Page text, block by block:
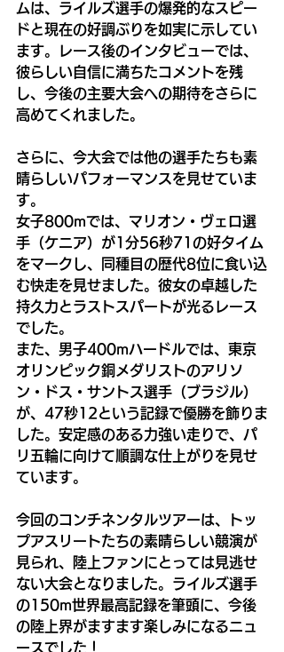
ムは、ライルズ選手の爆発的なスピー
ドと現在の好調ぶりを如実に示してい
ます。レース後のインタビューでは、
彼らしい自信に満ちたコメントを残
し、今後の主要大会への期待をさらに
高めてくれました。
さらに、今大会では他の選手たちも素
晴らしいパフォーマンスを見せていま
す。
女子800mでは、マリオン・ヴェロ選
手（ケニア）が1分56秒71の好タイム
をマークし、同種目の歴代8位に食い込
む快走を見せました。彼女の卓越した
持久力とラストスパートが光るレース
でした。
また、男子400mハードルでは、東京
オリンピック銅メダリストのアリソ
ン・ドス・サントス選手（ブラジル）
が、47秒12という記録で優勝を飾りま
した。安定感のある力強い走りで、パ
リ五輪に向けて順調な仕上がりを見せ
ています。
今回のコンチネンタルツアーは、トッ
プアスリートたちの素晴らしい競演が
見られ、陸上ファンにとっては見逃せ
ない大会となりました。ライルズ選手
の150m世界最高記録を筆頭に、今後
の陸上界がますます楽しみになるニュ
ースでした！